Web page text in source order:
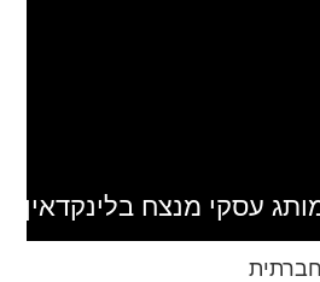
עסקי מנצח בלינקדאין